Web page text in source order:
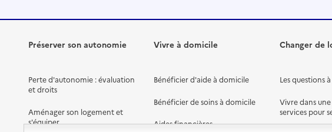
Préserver son autonomie
Perte d'autonomie : évaluation
et droits
Aménager son logement et
s'équiper
Vivre à domicile
Bénéficier d'aide à domicile
Bénéficier de soins à domicile
Aides financières
Changer de
Les questions
Vivre dans
services pour